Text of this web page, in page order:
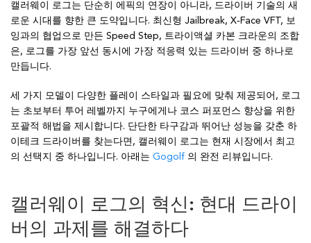
캘러웨이 로그는 단순히 에픽의 연장이 아니라, 드라이버 기술의 새
로운 시대를 향한 큰 도약입니다. 최신형 Jailbreak, X‑Face VFT, 보
잉과의 협업으로 만든 Speed Step, 트라이액셜 카본 크라운의 조합
은, 로그를 가장 앞선 동시에 가장 적응력 있는 드라이버 중 하나로
만듭니다.
세 가지 모델이 다양한 플레이 스타일과 필요에 맞춰 제공되어, 로그
는 초보부터 투어 레벨까지 누구에게나 코스 퍼포먼스 향상을 위한
포괄적 해법을 제시합니다. 단단한 타구감과 뛰어난 성능을 갖춘 하
이테크 드라이버를 찾는다면, 캘러웨이 로그는 현재 시장에서 최고
의 선택지 중 하나입니다. 아래는 Gogolf 의 완전 리뷰입니다.
캘러웨이 로그의 혁신: 현대 드라이
버의 과제를 해결하다